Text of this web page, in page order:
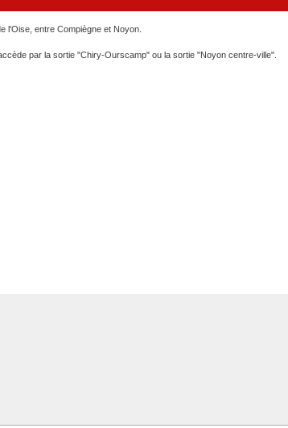
l'Oise, entre Compiègne et Noyon.
par la sortie "Chiry-Ourscamp" ou la sortie "Noyon centre-ville".